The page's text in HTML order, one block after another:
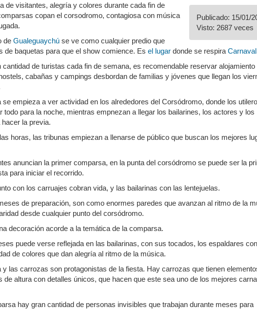
Publicado: 15/01/
Visto: 2687 veces
de visitantes, alegría y colores durante cada fin de
copan el corsodromo, contagiosa con música
de Gualeguaychúse ve como cualquier predio que
de baquetas para que el show comience. Es el lugardonde se respira Carnaval
cantidad de turistas cada fin de semana, es recomendable reservar alojamiento
cabañas y campings desbordan de familias y jóvenes que llegan los
se empieza a ver actividad en los alrededores del Corsódromo, donde los
todo para la noche, mientras empnezan a llegar los bailarines, los actores y los
la previa.
horas, las tribunas empiezan a llenarse de público que buscan los mejores
anuncian la primer comparsa, en la punta del corsódromo se puede ser la
para iniciar el recorrido.
con los carruajes cobran vida, y las bailarinas con las lentejuelas.
de preparación, son como enormes paredes que avanzan al ritmo de la
desde cualquier punto del corsódromo.
decoración acorde a la temática de la comparsa.
puede verse reflejada en las bailarinas, con sus tocados, los espaldares
de colores que dan alegría al ritmo de la música.
y las carrozas son protagonistas de la fiesta. Hay carrozas que tienen
de altura con detalles únicos, que hacen que este sea uno de los mejores
hay gran cantidad de personas invisibles que trabajan durante meses para